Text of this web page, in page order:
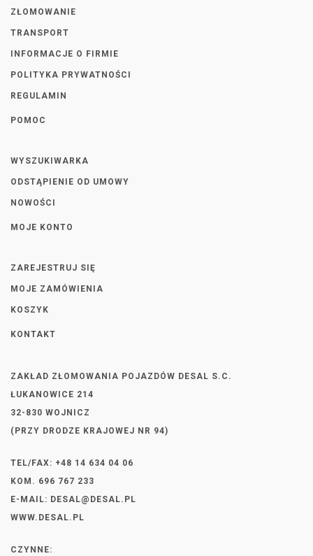
ZŁOMOWANIE
TRANSPORT
INFORMACJE O FIRMIE
POLITYKA PRYWATNOŚCI
REGULAMIN
POMOC
WYSZUKIWARKA
ODSTĄPIENIE OD UMOWY
NOWOŚCI
MOJE KONTO
ZAREJESTRUJ SIĘ
MOJE ZAMÓWIENIA
KOSZYK
KONTAKT
ZAKŁAD ZŁOMOWANIA POJAZDÓW DESAL S.C.
ŁUKANOWICE 214
32-830 WOJNICZ
(PRZY DRODZE KRAJOWEJ NR 94)
TEL/FAX: +48 14 634 04 06
KOM. 696 767 233
E-MAIL: DESAL@DESAL.PL
WWW.DESAL.PL
CZYNNE: